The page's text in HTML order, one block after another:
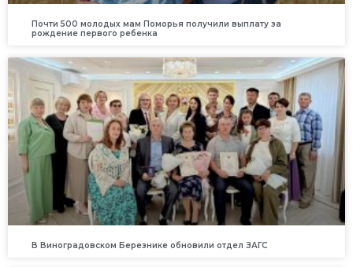
Почти 500 молодых мам Поморья получили выплату за
рождение первого ребенка
В Виноградовском Березнике обновили отдел ЗАГС